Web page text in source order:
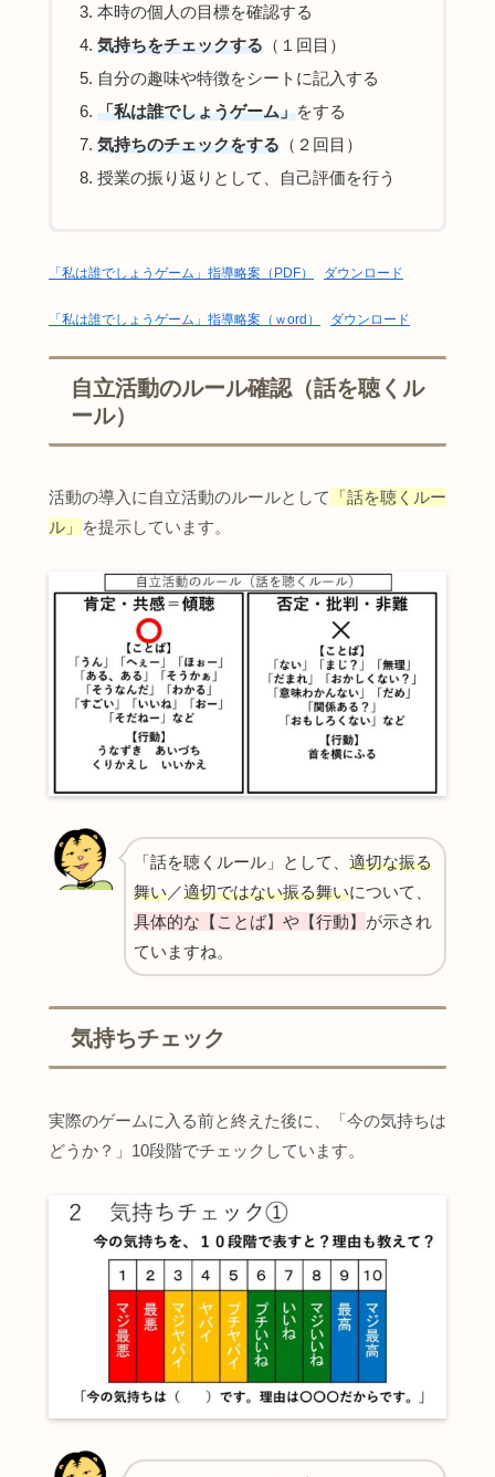
本時の個人の目標を確認する
気持ちをチェックする （１回目）
自分の趣味や特徴をシートに記入する
「私は誰でしょうゲーム」をする
気持ちのチェックをする （２回目）
授業の振り返りとして、自己評価を行う
「私は誰でしょうゲーム」指導略案（PDF） ダウンロード
「私は誰でしょうゲーム」指導略案（ｗord） ダウンロード
自立活動のルール確認（話を聴くル
ール）
活動の導入に自立活動のルールとして
「話を聴くルー
ル」
を提示しています。
「話を聴くルール」として、 適切な振る
舞い／適切ではない振る舞いについて、
具体的な【ことば】や【行動】 が示され
ていますね。
気持ちチェック
実際のゲームに入る前と終えた後に、「今の気持ちは
どうか？」10段階でチェックしています。